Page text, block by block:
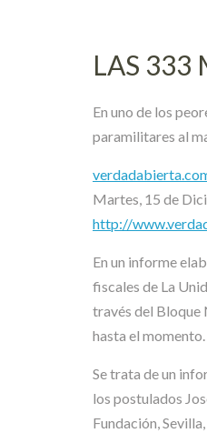
LAS 333
En uno de los
paramilitares al
Martes, 15 de
http://
En un informe
fiscales de La
través del Bloque
hasta el momento.
Se trata de un
los postulados
Fundación,